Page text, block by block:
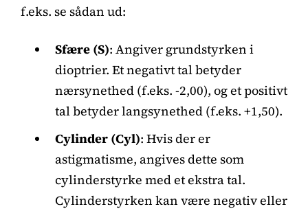
f.eks. se sådan ud:
Sfære (S): Angiver grundstyrken i
dioptrier. Et negativt tal betyder
nærsynethed (f.eks. -2,00), og et positivt
tal betyder langsynethed (f.eks. +1,50).
Cylinder (Cyl): Hvis der er
astigmatisme, angives dette som
cylinderstyrke med et ekstra tal.
Cylinderstyrken kan være negativ eller